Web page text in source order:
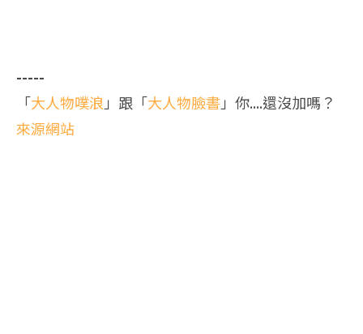
-----
「大人物噗浪 」跟「大人物臉書」你....還沒加嗎？
來源網站